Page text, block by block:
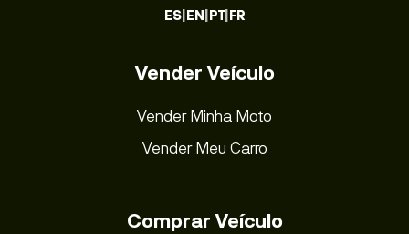
ES|EN|PT|FR
Vender Veículo
Vender Minha Moto
Vender Meu Carro
Comprar Veículo